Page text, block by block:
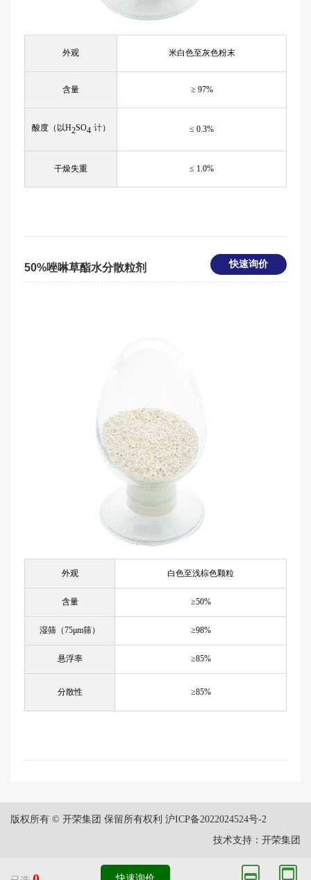
外观 米白色至灰色粉末
含量 ≥ 97%
酸度（以H2SO4 计） ≤ 0.3%
干燥失重 ≤ 1.0%
50%唑啉草酯水分散粒剂 快速询价
外观 白色至浅棕色颗粒
含量 ≥50%
湿筛（75μm筛） ≥98%
悬浮率 ≥85%
分散性 ≥85%
版权所有 © 开荣集团 保留所有权利 沪ICP备2022024524号-2
技术支持：开荣集团